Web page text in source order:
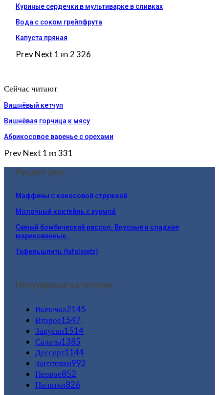
Куриные сердечки в мультиварке в сливках
Вода с соком грейпфрута
Капуста пряная
PrevNext 1 из 2 326
Сейчас читают
Вишнёвый кетчуп
Вишнёвая горчица к мясу
Абрикосовое варенье с орехами
PrevNext 1 из 331
Рецепт дня:
Маффины с кокосовой стружкой
Молочный коктейль с хурмой
Самый бомбический рассол. Вкусные и сладкие
маринованные…
Тафельшпитц (tafelspitz)
Популярные категории
Выпечка2145
Второе1547
Закуски1514
Салаты1385
Дессерт1144
Заготовки992
Первое852
Напитки826